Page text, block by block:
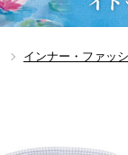
インナー・ファッ